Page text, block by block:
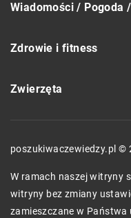
Wiadomości / Pogoda
Zdrowie i fitness
Zwierzęta
poszukiwaczewiedzy.pl ©
W ramach naszej witryny
witryny bez zmiany
zamieszczane w